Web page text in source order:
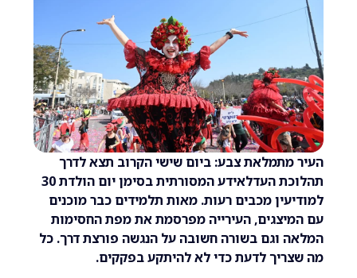
צבע: ביום שישי הקרוב תצא לדרך
תהלוכת העדלאידע המסורתית בסימן יום הולדת 30
מכבים רעות. מאות תלמידים כבר מוכנים
העירייה מפרסמת את מפת החסימות
וגם בשורה חשובה על הנגשה פורצת דרך. כל
לדעת כדי לא להיתקע בפקקים.